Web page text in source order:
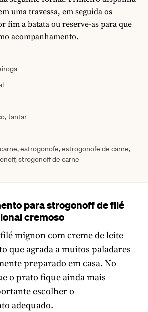
uma travessa, em seguida os
fim a batata ou reserve-as para que
acompanhamento.
Jantar
carne, estrogonofe, estrogonofe de carne,
strogonoff de carne
para strogonoff de filé
cremoso
mignon com creme de leite
que agrada a muitos paladares
preparado em casa. No
o prato fique ainda mais
escolher o
adequado.